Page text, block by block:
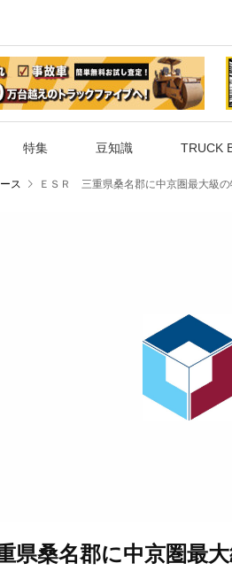
特集 豆知識 TRUCK
ス ＥＳＲ 三重県桑名郡に中京圏最大級の
県桑名郡に中京圏最